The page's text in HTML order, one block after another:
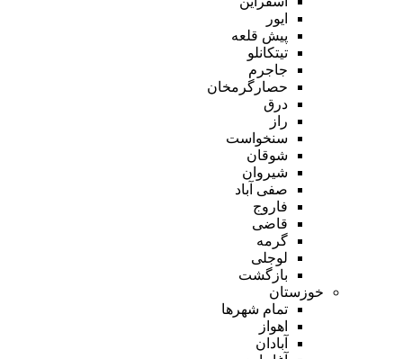
ایور
پیش قلعه
تیتکانلو
جاجرم
حصارگرمخان
درق
راز
سنخواست
شوقان
شیروان
صفی آباد
فاروج
قاضی
گرمه
لوجلی
بازگشت
خوزستان
تمام شهر‌ها
اهواز
آبادان